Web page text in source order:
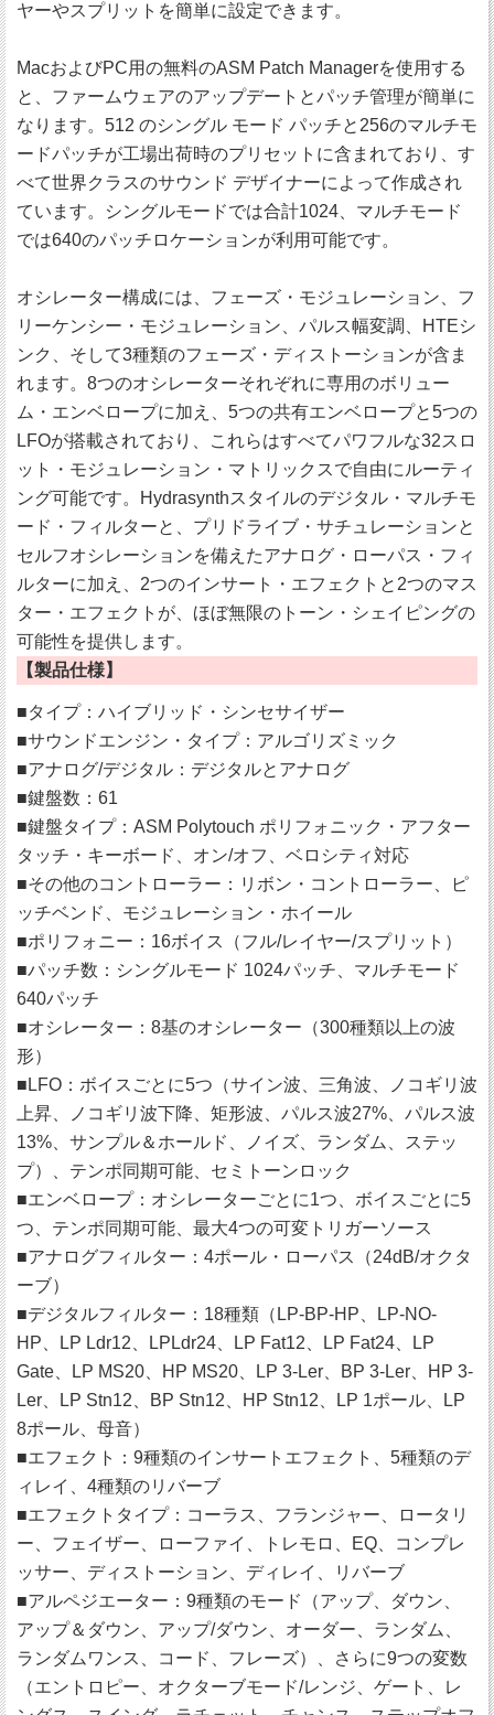
ヤーやスプリットを簡単に設定できます。
MacおよびPC用の無料のASM Patch Managerを使用する
と、ファームウェアのアップデートとパッチ管理が簡単に
なります。512 のシングル モード パッチと256のマルチモ
ードパッチが工場出荷時のプリセットに含まれており、す
べて世界クラスのサウンド デザイナーによって作成され
ています。シングルモードでは合計1024、マルチモード
では640のパッチロケーションが利用可能です。
オシレーター構成には、フェーズ・モジュレーション、フ
リーケンシー・モジュレーション、パルス幅変調、HTEシ
ンク、そして3種類のフェーズ・ディストーションが含ま
れます。8つのオシレーターそれぞれに専用のボリュー
ム・エンベロープに加え、5つの共有エンベロープと5つの
LFOが搭載されており、これらはすべてパワフルな32スロ
ット・モジュレーション・マトリックスで自由にルーティ
ング可能です。Hydrasynthスタイルのデジタル・マルチモ
ード・フィルターと、プリドライブ・サチュレーションと
セルフオシレーションを備えたアナログ・ローパス・フィ
ルターに加え、2つのインサート・エフェクトと2つのマス
ター・エフェクトが、ほぼ無限のトーン・シェイピングの
可能性を提供します。
【製品仕様】
■タイプ：ハイブリッド・シンセサイザー
■サウンドエンジン・タイプ：アルゴリズミック
■アナログ/デジタル：デジタルとアナログ
■鍵盤数：61
■鍵盤タイプ：ASM Polytouch ポリフォニック・アフター
タッチ・キーボード、オン/オフ、ベロシティ対応
■その他のコントローラー：リボン・コントローラー、ピ
ッチベンド、モジュレーション・ホイール
■ポリフォニー：16ボイス（フル/レイヤー/スプリット）
■パッチ数：シングルモード 1024パッチ、マルチモード
640パッチ
■オシレーター：8基のオシレーター（300種類以上の波
形）
■LFO：ボイスごとに5つ（サイン波、三角波、ノコギリ波
上昇、ノコギリ波下降、矩形波、パルス波27%、パルス波
13%、サンプル＆ホールド、ノイズ、ランダム、ステッ
プ）、テンポ同期可能、セミトーンロック
■エンベロープ：オシレーターごとに1つ、ボイスごとに5
つ、テンポ同期可能、最大4つの可変トリガーソース
■アナログフィルター：4ポール・ローパス（24dB/オクタ
ーブ）
■デジタルフィルター：18種類（LP-BP-HP、LP-NO-
HP、LP Ldr12、LPLdr24、LP Fat12、LP Fat24、LP
Gate、LP MS20、HP MS20、LP 3-Ler、BP 3-Ler、HP 3-
Ler、LP Stn12、BP Stn12、HP Stn12、LP 1ポール、LP
8ポール、母音）
■エフェクト：9種類のインサートエフェクト、5種類のデ
ィレイ、4種類のリバーブ
■エフェクトタイプ：コーラス、フランジャー、ロータリ
ー、フェイザー、ローファイ、トレモロ、EQ、コンプレ
ッサー、ディストーション、ディレイ、リバーブ
■アルペジエーター：9種類のモード（アップ、ダウン、
アップ＆ダウン、アップ/ダウン、オーダー、ランダム、
ランダムワンス、コード、フレーズ）、さらに9つの変数
（エントロピー、オクターブモード/レンジ、ゲート、レ